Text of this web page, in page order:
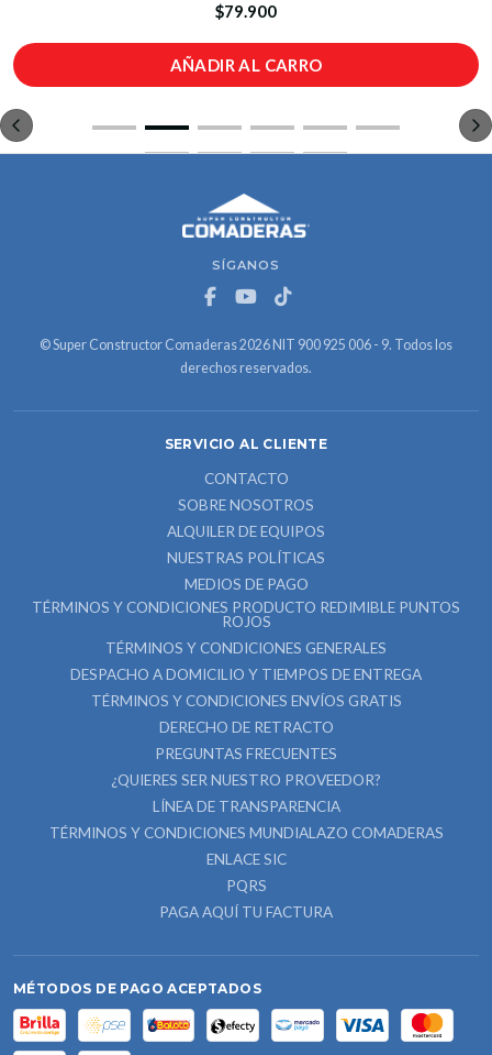
$79.900
AÑADIR AL CARRO
SÍGANOS
© Super Constructor Comaderas 2026 NIT 900 925 006 - 9. Todos los
derechos reservados.
SERVICIO AL CLIENTE
CONTACTO
SOBRE NOSOTROS
ALQUILER DE EQUIPOS
NUESTRAS POLÍTICAS
MEDIOS DE PAGO
TÉRMINOS Y CONDICIONES PRODUCTO REDIMIBLE PUNTOS
ROJOS
TÉRMINOS Y CONDICIONES GENERALES
DESPACHO A DOMICILIO Y TIEMPOS DE ENTREGA
TÉRMINOS Y CONDICIONES ENVÍOS GRATIS
DERECHO DE RETRACTO
PREGUNTAS FRECUENTES
¿QUIERES SER NUESTRO PROVEEDOR?
LÍNEA DE TRANSPARENCIA
TÉRMINOS Y CONDICIONES MUNDIALAZO COMADERAS
ENLACE SIC
PQRS
PAGA AQUÍ TU FACTURA
MÉTODOS DE PAGO ACEPTADOS